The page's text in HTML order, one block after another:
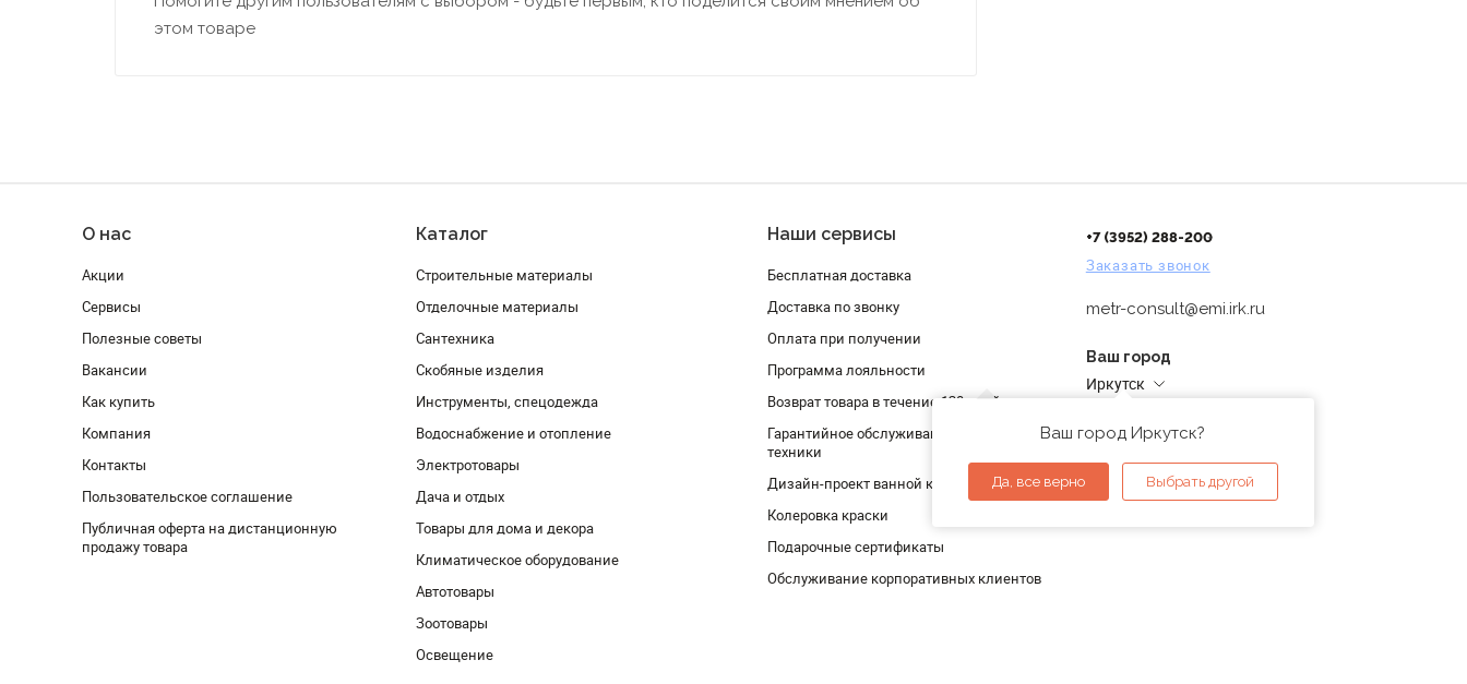
этом товаре
О нас
Акции
Сервисы
Полезные советы
Вакансии
Как купить
Компания
Контакты
Пользовательское соглашение
Публичная оферта на дистанционную
продажу товара
Каталог
Строительные материалы
Отделочные материалы
Сантехника
Скобяные изделия
Инструменты, спецодежда
Водоснабжение и отопление
Электротовары
Дача и отдых
Товары для дома и декора
Климатическое оборудование
Автотовары
Зоотовары
Освещение
Наши сервисы
Бесплатная доставка
Доставка по звонку
Оплата при получении
Программа лояльности
Возврат товара в течение 120 дней
Гарантийное обслуживание и проверка
техники
Дизайн-проект ванной комнаты
Колеровка краски
Подарочные сертификаты
Обслуживание корпоративных клиентов
+7 (3952) 288-200
Заказать звонок
metr-consult@emi.irk.ru
Ваш город
Иркутск
Ваш город Иркутск?
Да, все верно Выбрать другой